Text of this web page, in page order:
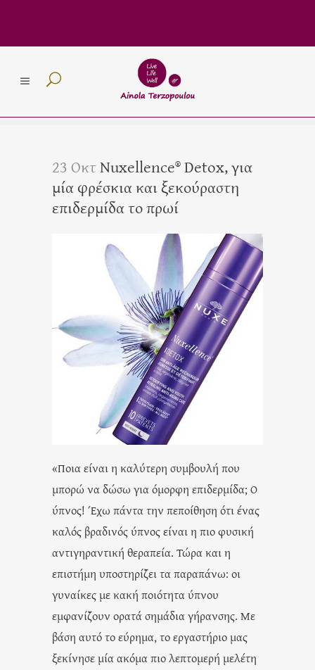
23 ΟκτNuxellence® Detox, για
μία φρέσκια και ξεκούραστη
επιδερμίδα το πρωί
«Ποια είναι η καλύτερη συμβουλή που
μπορώ να δώσω για όμορφη επιδερμίδα; Ο
ύπνος! Έχω πάντα την πεποίθηση ότι ένας
καλός βραδινός ύπνος είναι η πιο φυσική
αντιγηραντική θεραπεία. Τώρα και η
επιστήμη υποστηρίζει τα παραπάνω: οι
γυναίκες με κακή ποιότητα ύπνου
εμφανίζουν ορατά σημάδια γήρανσης. Με
βάση αυτό το εύρημα, το εργαστήριο μας
ξεκίνησε μία ακόμα πιο λεπτομερή μελέτη